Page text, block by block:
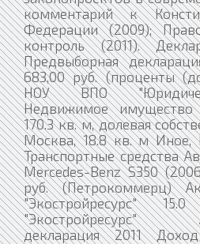
комментарий к
Федерации (2009);
контроль (2011).
Предвыборная
683,00 руб. (проценты
НОУ ВПО
Недвижимое имущество
170.3 кв. м, долевая
Москва, 18.8 кв. м Иное,
Транспортные средства
Mercedes-Benz S350
руб. (Петрокоммерц)
"Экостройресурс"
"Экостройресурс"
декларация 2011